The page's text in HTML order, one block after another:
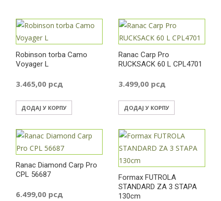
Robinson torba Camo
Voyager L
3.465,00 рсд
ДОДАЈ У КОРПУ
Ranac Carp Pro
RUCKSACK 60 L CPL4701
3.499,00 рсд
ДОДАЈ У КОРПУ
Ranac Diamond Carp Pro
CPL 56687
6.499,00 рсд
Formax FUTROLA
STANDARD ZA 3 STAPA
130cm